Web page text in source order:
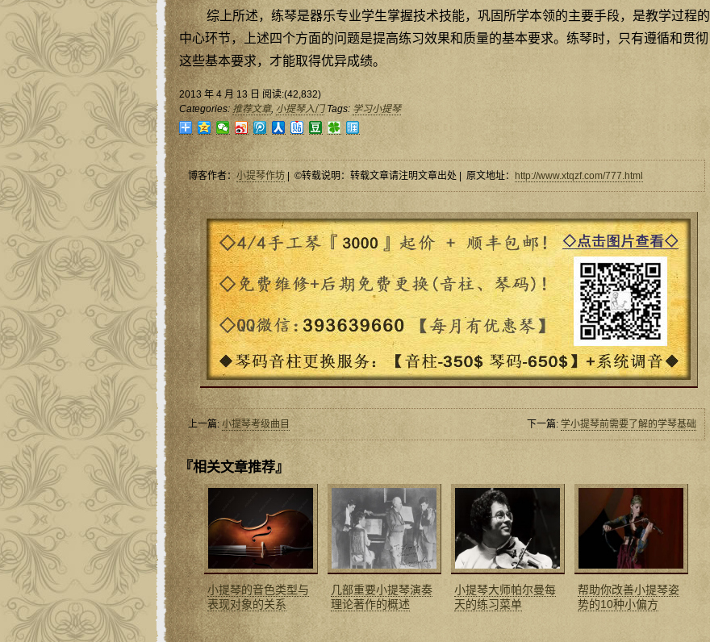
综上所述，练琴是器乐专业学生掌握技术技能，巩固所学本领的主要手段，是教学过程的
中心环节，上述四个方面的问题是提高练习效果和质量的基本要求。练琴时，只有遵循和贯彻
这些基本要求，才能取得优异成绩。
2013 年 4 月 13 日 阅读:(42,832)
Categories: 推荐文章, 小提琴入门Tags: 学习小提琴
博客作者：小提琴作坊 | ©转载说明：转载文章请注明文章出处 | 原文地址： http://www.xtqzf.com/777.html
上一篇:小提琴考级曲目 下一篇: 学小提琴前需要了解的学琴基础
『相关文章推荐』
小提琴的音色类型与
表现对象的关系
几部重要小提琴演奏
理论著作的概述
小提琴大师帕尔曼每
天的练习菜单
帮助你改善小提琴姿
势的10种小偏方